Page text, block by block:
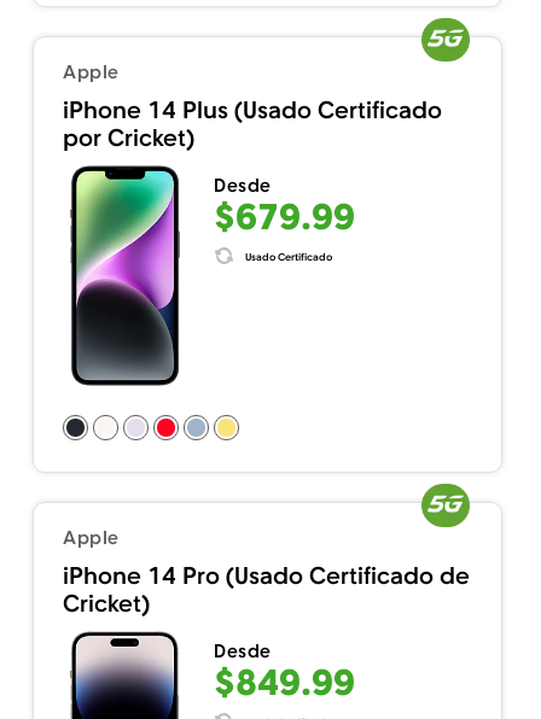
Apple
iPhone 14 Plus (Usado Certificado
por Cricket)
Desde
$679.99
Usado Certificado
Apple
iPhone 14 Pro (Usado Certificado de
Cricket)
Desde
$849.99